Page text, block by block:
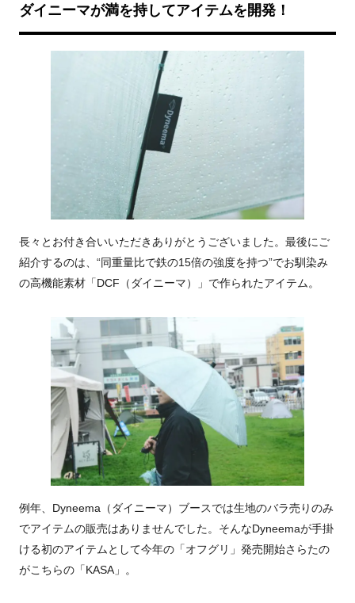
ダイニーマが満を持してアイテムを開発！
長々とお付き合いいただきありがとうございました。最後にご
紹介するのは、“同重量比で鉄の15倍の強度を持つ”でお馴染み
の高機能素材「DCF（ダイニーマ）」で作られたアイテム。
例年、Dyneema（ダイニーマ）ブースでは生地のバラ売りのみ
でアイテムの販売はありませんでした。そんなDyneemaが手掛
ける初のアイテムとして今年の「オフグリ」発売開始さらたの
がこちらの「KASA」。